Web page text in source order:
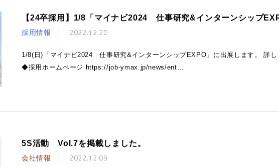
【24卒採用】1/8「マイナビ2024 仕事研究&インターンシップ
採用情報 2022.12.20
1/8(日)「マイナビ2024 仕事研究&インターンシップEXPO」に出展します。 詳
◆採用ホームページ https://job-ymax.jp/news/ent…
5S活動 Vol.7を掲載しました。
会社情報 2022.12.09